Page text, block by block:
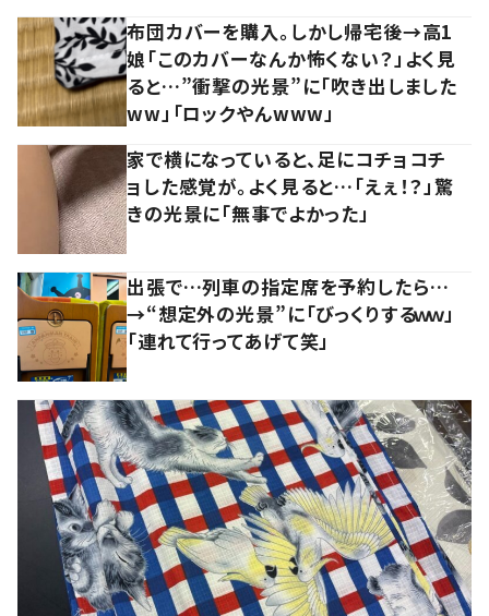
布団カバーを購入。しかし帰宅後→高1
娘「このカバーなんか怖くない？」よく見
ると…”衝撃の光景”に「吹き出しました
ww」「ロックやんwww」
家で横になっていると、足にコチョコチ
ョした感覚が。よく見ると…「えぇ！？」驚
きの光景に「無事でよかった」
出張で…列車の指定席を予約したら…
→“想定外の光景”に「びっくりするｗｗ」
「連れて行ってあげて笑」